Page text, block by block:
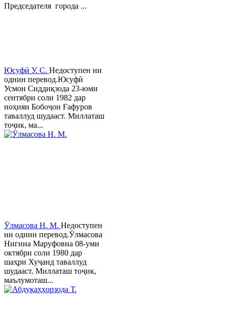
Председателя города ...
Юсуфӣ У. C. Недоступен ни
однин перевод.Юсуфӣ
Усмон Сиддиқзода 23-юми
сентябри соли 1982 дар
ноҳияи Бобоҷон Ғафуров
таваллуд шудааст. Миллаташ
тоҷик, ма...
Ӯлмасова Н. М. Недоступен
ни однин перевод.Ӯлмасова
Нигина Маруфовна 08-уми
октябри соли 1980 дар
шаҳри Хуҷанд таваллуд
шудааст. Миллаташ тоҷик,
маълумоташ...